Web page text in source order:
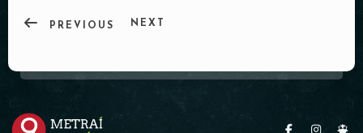
PREVIOUS NEXT